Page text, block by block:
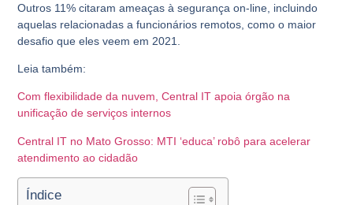
Outros 11% citaram ameaças à segurança on-line, incluindo
aquelas relacionadas a funcionários remotos, como o maior
desafio que eles veem em 2021.
Leia também:
Com flexibilidade da nuvem, Central IT apoia órgão na
unificação de serviços internos
Central IT no Mato Grosso: MTI ‘educa’ robô para acelerar
atendimento ao cidadão
Índice